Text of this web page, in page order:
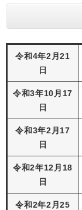
令和4年2月21
日
令和3年10月17
日
令和3年2月17
日
令和2年12月18
日
令和2年2月25